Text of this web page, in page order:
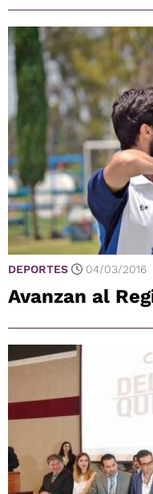
DEPORTES 04/03/2016
Avanzan al